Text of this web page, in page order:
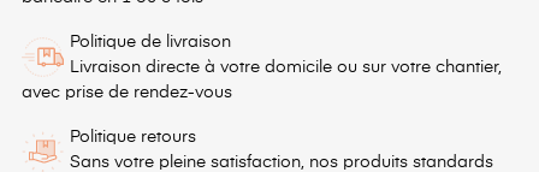
Politique de livraison
Livraison directe à votre domicile ou sur votre chantier,
avec prise de rendez-vous
Politique retours
Sans votre pleine satisfaction, nos produits standards